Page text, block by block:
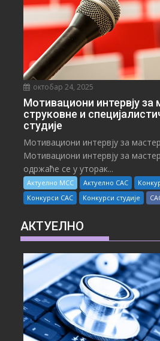
октобар 24, 2025
Мотивациони интервју за
струковне и
студије
Мотивациони интервју за
Мотивациони интервју за
одржаће се у уторак...
Актуелно МСС Актуелно САС
Конкурси САС
Конкурси студије
АКТУЕЛНО